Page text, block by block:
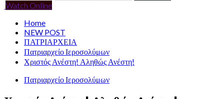
Watch Online
Home
NEW POST
ΠΑΤΡΙΑΡΧΕΙΑ
Πατριαρχείο Ιεροσολύμων
Χριστός Ανέστη! Αληθώς Ανέστη!
Πατριαρχείο Ιεροσολύμων